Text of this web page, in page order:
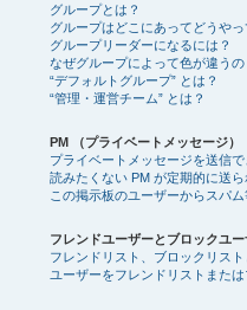
グループとは？
グループはどこにあってどうやっ
グループリーダーになるには？
なぜグループによって色が違うの
“デフォルトグループ” とは？
“管理・運営チーム” とは？
PM （プライベートメッセージ）
プライベートメッセージを送信で
読みたくない PM が定期的に送ら
この掲示板のユーザーからスパ
フレンドユーザーとブロックユ
フレンドリスト、ブロックリスト
ユーザーをフレンドリストまた